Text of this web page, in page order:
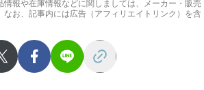
報や在庫情報などに関しましては、メーカー・販売
なお、記事内には広告（アフィリエイトリンク）を含